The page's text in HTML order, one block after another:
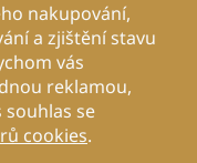
nakupování,
a zjištění stavu
vás
reklamou,
se
cookies.